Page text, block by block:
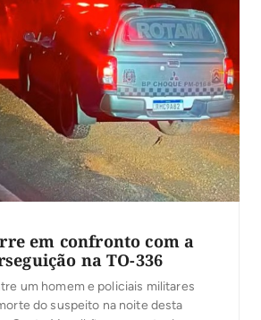
em confronto com a
na TO-336
um homem e policiais militares
do suspeito na noite desta